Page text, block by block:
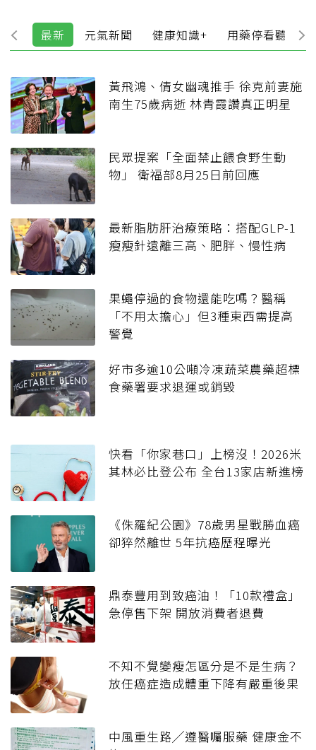
最新 元氣新聞 健康知識+ 用藥停看聽
黃飛鴻、倩女幽魂推手 徐克前妻施
南生75歲病逝 林青霞讚真正明星
民眾提案「全面禁止餵食野生動
物」 衛福部8月25日前回應
最新脂肪肝治療策略：搭配GLP-1
瘦瘦針遠離三高、肥胖、慢性病
果蠅停過的食物還能吃嗎？醫稱
「不用太擔心」但3種東西需提高
警覺
好市多逾10公噸冷凍蔬菜農藥超標
食藥署要求退運或銷毀
快看「你家巷口」上榜沒！2026米
其林必比登公布 全台13家店新進榜
《侏羅紀公園》78歲男星戰勝血癌
卻猝然離世 5年抗癌歷程曝光
鼎泰豐用到致癌油！「10款禮盒」
急停售下架 開放消費者退費
不知不覺變瘦怎區分是不是生病？
放任癌症造成體重下降有嚴重後果
中風重生路╱遵醫囑服藥 健康金不